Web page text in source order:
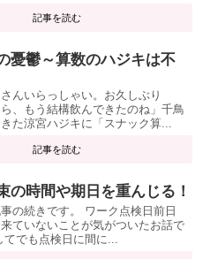
記事を読む
憂鬱～算数のハジキは不
さんいらっしゃい。お久しぶり
、もう結構飲んできたのね」千鳥
た涼宮ハジキに「スナック算...
記事を読む
の時間や期日を重んじる！
の続きです。 ワーク点検日前日
ていないことが気がついたお話で
てでも点検日に間に...